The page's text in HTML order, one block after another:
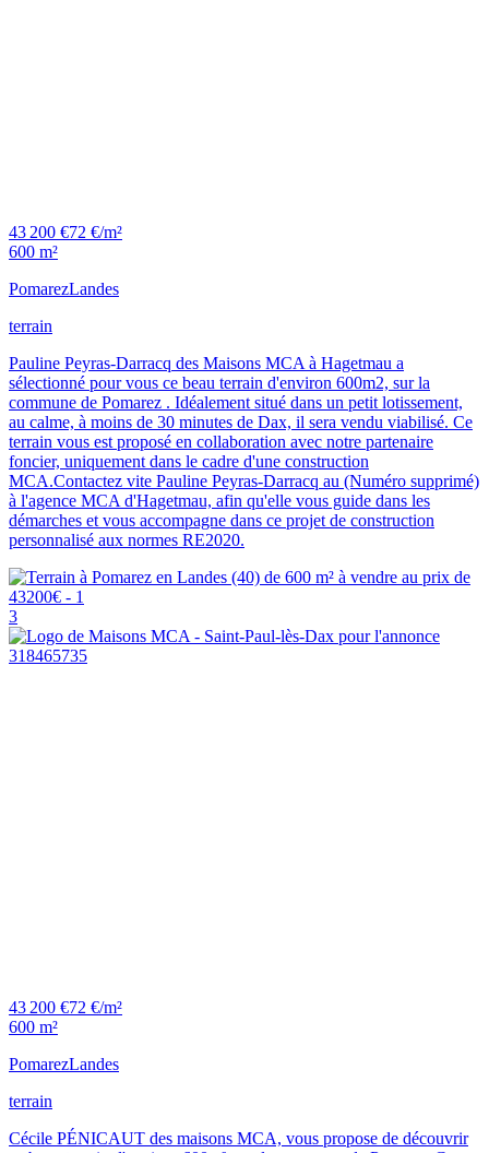
43 200 €72 €/m²
600 m²
PomarezLandes
terrain
Pauline Peyras-Darracq des Maisons MCA à Hagetmau a
sélectionné pour vous ce beau terrain d'environ 600m2, sur la
commune de Pomarez . Idéalement situé dans un petit lotissement,
au calme, à moins de 30 minutes de Dax, il sera vendu viabilisé. Ce
terrain vous est proposé en collaboration avec notre partenaire
foncier, uniquement dans le cadre d'une construction
MCA.Contactez vite Pauline Peyras-Darracq au (Numéro supprimé)
à l'agence MCA d'Hagetmau, afin qu'elle vous guide dans les
démarches et vous accompagne dans ce projet de construction
personnalisé aux normes RE2020.
3
43 200 €72 €/m²
600 m²
PomarezLandes
terrain
Cécile PÉNICAUT des maisons MCA, vous propose de découvrir